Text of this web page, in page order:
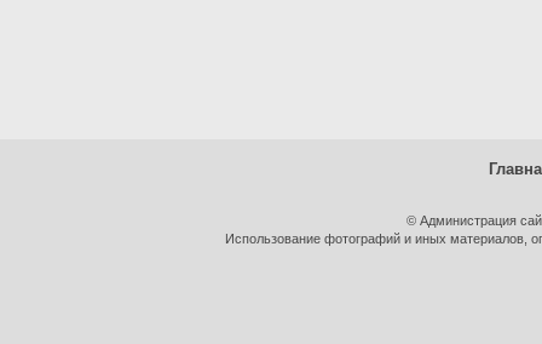
© Администрация
Использование фотографий и иных материалов,